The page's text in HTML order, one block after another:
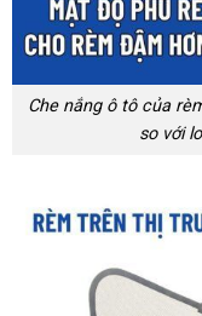
Che nắng ô tô của
so với